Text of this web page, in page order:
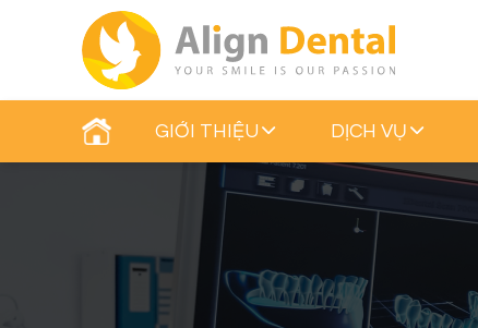
GIỚI THIỆU DỊCH VỤ